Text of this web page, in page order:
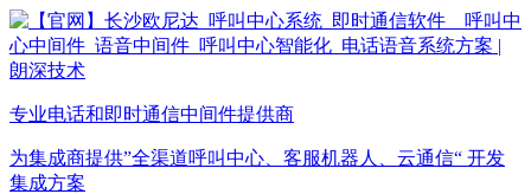
专业电话和即时通信中间件提供商
为集成商提供”全渠道呼叫中心、客服机器人、云通信“ 开发
集成方案